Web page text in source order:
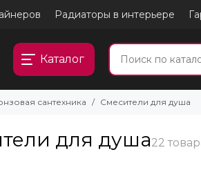
Радиаторы в интерьере
Каталог
сантехника Смесители для душа
для душа